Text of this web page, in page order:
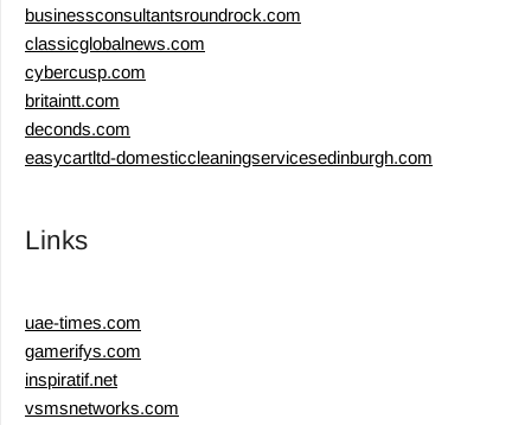
businessconsultantsroundrock.com
classicglobalnews.com
cybercusp.com
britaintt.com
deconds.com
easycartltd-domesticcleaningservicesedinburgh.com
Links
uae-times.com
gamerifys.com
inspiratif.net
vsmsnetworks.com